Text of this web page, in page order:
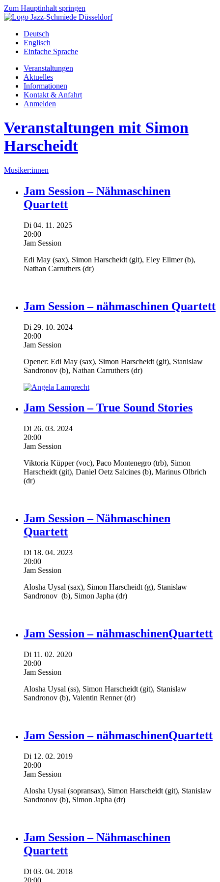
Zum Hauptinhalt springen
Deutsch
Englisch
Einfache Sprache
Veranstaltungen
Aktuelles
Informationen
Kontakt & Anfahrt
Anmelden
Veranstaltungen mit Simon
Harscheidt
Musiker:innen
Jam Session – Nähmaschinen
Quartett
Di 04. 11. 2025
20:00
Jam Session
Edi May (sax), Simon Harscheidt (git), Eley Ellmer(b),
Nathan Carruthers (dr)
Jam Session – nähmaschinen Quartett
Di 29. 10. 2024
20:00
Jam Session
Opener: Edi May (sax), Simon Harscheidt (git), Stanislaw
Sandronov (b), Nathan Carruthers (dr)
Jam Session – True Sound Stories
Di 26. 03. 2024
20:00
Jam Session
Viktoria Küpper(voc), Paco Montenegro (trb), Simon
Harscheidt (git), Daniel Oetz Salcines (b), Marinus Olbrich
(dr)
Jam Session – Nähmaschinen
Quartett
Di 18. 04. 2023
20:00
Jam Session
Alosha Uysal (sax), Simon Harscheidt (g), Stanislaw
Sandronov (b), Simon Japha (dr)
Jam Session – nähmaschinenQuartett
Di 11. 02. 2020
20:00
Jam Session
Alosha Uysal (ss), Simon Harscheidt (git), Stanislaw
Sandronov (b), Valentin Renner(dr)
Jam Session – nähmaschinenQuartett
Di 12. 02. 2019
20:00
Jam Session
Alosha Uysal (sopransax), Simon Harscheidt (git), Stanislaw
Sandronov (b), Simon Japha (dr)
Jam Session – Nähmaschinen
Quartett
Di 03. 04. 2018
20:00